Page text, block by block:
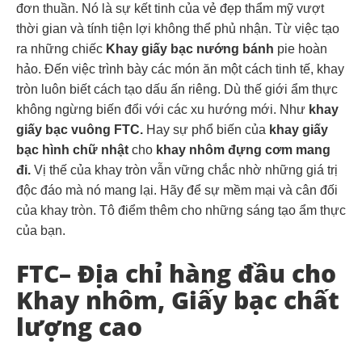
đơn thuần. Nó là sự kết tinh của vẻ đẹp thẩm mỹ vượt
thời gian và tính tiện lợi không thể phủ nhận. Từ việc tạo
ra những chiếc Khay giấy bạc nướng bánh pie hoàn
hảo. Đến việc trình bày các món ăn một cách tinh tế, khay
tròn luôn biết cách tạo dấu ấn riêng. Dù thế giới ẩm thực
không ngừng biến đổi với các xu hướng mới. Như khay
giấy bạc vuông FTC. Hay sự phổ biến của khay giấy
bạc hình chữ nhật cho khay nhôm đựng cơm mang
đi. Vị thế của khay tròn vẫn vững chắc nhờ những giá trị
độc đáo mà nó mang lại. Hãy để sự mềm mại và cân đối
của khay tròn. Tô điểm thêm cho những sáng tạo ẩm thực
của bạn.
FTC– Địa chỉ hàng đầu cho
Khay nhôm, Giấy bạc chất
lượng cao